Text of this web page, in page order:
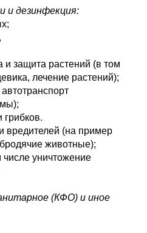
и дезинфекция:
и защита растений (в том
лечение растений);
грибков.
вредителей (на пример
животные);
уничтожение
(КФО) и иное